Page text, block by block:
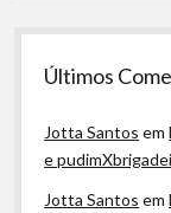
Últimos
Jotta Santos em
e
Jotta Santos em